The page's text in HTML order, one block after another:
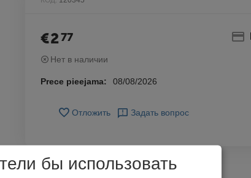
€277
Нет в наличии
Prece pieejama: 08/08/2026
Отложить Задать вопрос
бы использовать